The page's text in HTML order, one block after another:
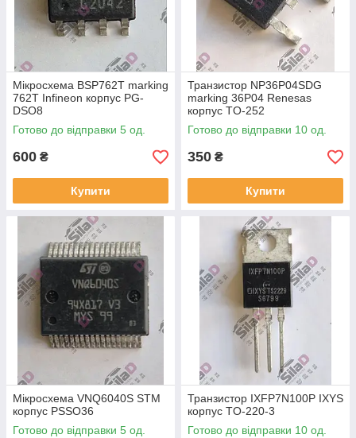
Мікросхема BSP762T marking
762T Infineon корпус PG-
DSO8
Готово до відправки 5 од.
600 ₴
Купити
Транзистор NP36P04SDG
marking 36P04 Renesas
корпус TO-252
Готово до відправки 10 од.
350 ₴
Купити
Мікросхема VNQ6040S STM
корпус PSSO36
Готово до відправки 5 од.
Транзистор IXFP7N100P IXYS
корпус TO-220-3
Готово до відправки 10 од.